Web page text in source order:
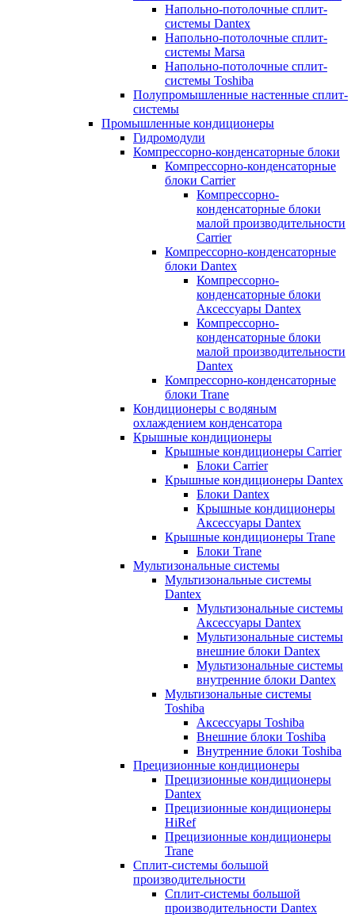
Напольно-потолочные сплит-
системы Dantex
Напольно-потолочные сплит-
системы Marsa
Напольно-потолочные сплит-
системы Toshiba
Полупромышленные настенные сплит-
системы
Промышленные кондиционеры
Гидромодули
Компрессорно-конденсаторные блоки
Компрессорно-конденсаторные
блоки Carrier
Компрессорно-
конденсаторные блоки
малой производительности
Carrier
Компрессорно-конденсаторные
блоки Dantex
Компрессорно-
конденсаторные блоки
Аксессуары Dantex
Компрессорно-
конденсаторные блоки
малой производительности
Dantex
Компрессорно-конденсаторные
блоки Trane
Кондиционеры с водяным
охлаждением конденсатора
Крышные кондиционеры
Крышные кондиционеры Carrier
Блоки Carrier
Крышные кондиционеры Dantex
Блоки Dantex
Крышные кондиционеры
Аксессуары Dantex
Крышные кондиционеры Trane
Блоки Trane
Мультизональные системы
Мультизональные системы
Dantex
Мультизональные системы
Аксессуары Dantex
Мультизональные системы
внешние блоки Dantex
Мультизональные системы
внутренние блоки Dantex
Мультизональные системы
Toshiba
Аксессуары Toshiba
Внешние блоки Toshiba
Внутренние блоки Toshiba
Прецизионные кондиционеры
Прецизионные кондиционеры
Dantex
Прецизионные кондиционеры
HiRef
Прецизионные кондиционеры
Trane
Сплит-системы большой
производительности
Сплит-системы большой
производительности Dantex